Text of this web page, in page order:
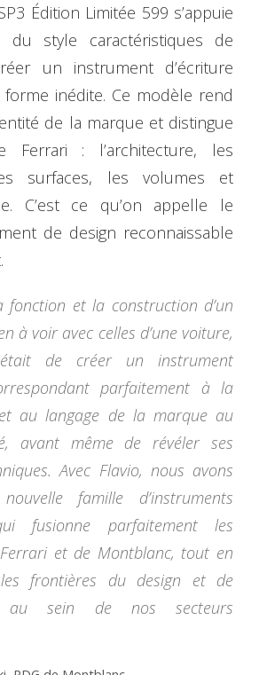
Édition Limitée 599 s’appuie
style caractéristiques de
un instrument d’écriture
inédite. Ce modèle rend
de la marque et distingue
Ferrari : l’architecture, les
surfaces, les volumes et
C’est ce qu’on appelle le
de design reconnaissable
fonction et la construction d’un
à voir avec celles d’une voiture,
de créer un instrument
parfaitement à la
au langage de la marque au
avant même de révéler ses
Avec Flavio, nous avons
famille d’instruments
fusionne parfaitement les
et de Montblanc, tout en
frontières du design et de
au sein de nos secteurs